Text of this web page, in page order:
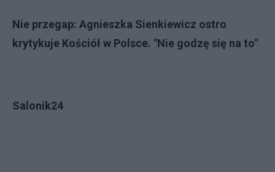
Nie przegap: Agnieszka Sienkiewicz ostro
krytykuje Kościół w Polsce. "Nie godzę się na to"
Salonik24